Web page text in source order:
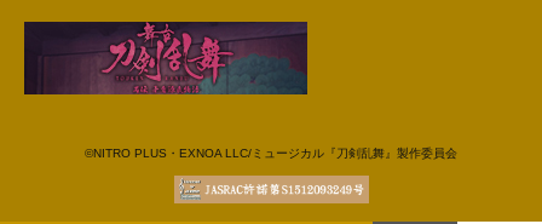
©NITRO PLUS・EXNOA LLC/ミュージカル『刀剣乱舞』製作委員会